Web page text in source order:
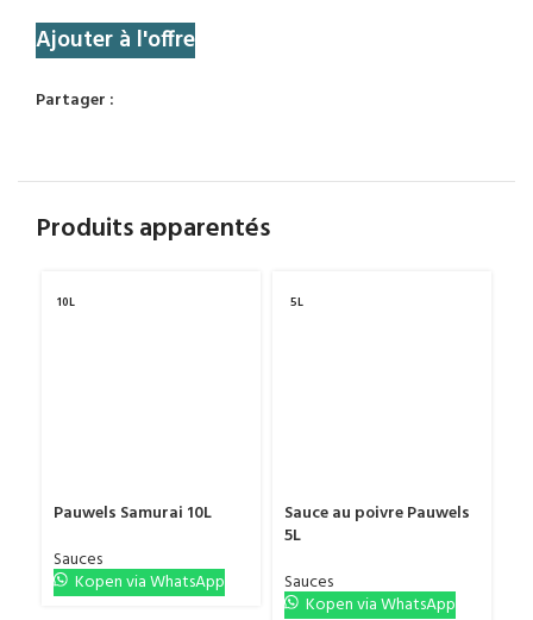
Ajouter à l'offre
Partager :
Produits apparentés
10L
Pauwels Samurai 10L
Sauces
Kopen via WhatsApp
5L
Sauce au poivre Pauwels
5L
Sauces
Kopen via WhatsApp